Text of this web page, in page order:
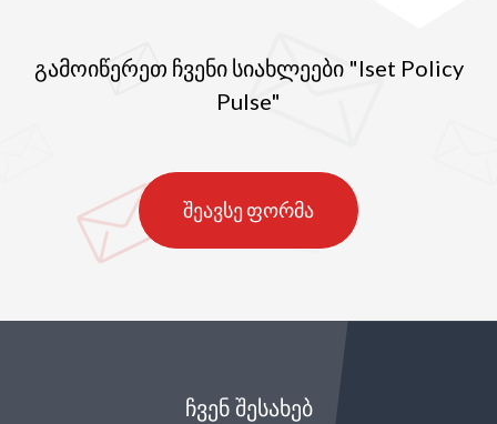
გამოიწერეთ ჩვენი სიახლეები "Iset Policy
Pulse"
შეავსე ფორმა
ᲩᲕᲔᲜ ᲨᲔᲡᲐᲮᲔᲑ